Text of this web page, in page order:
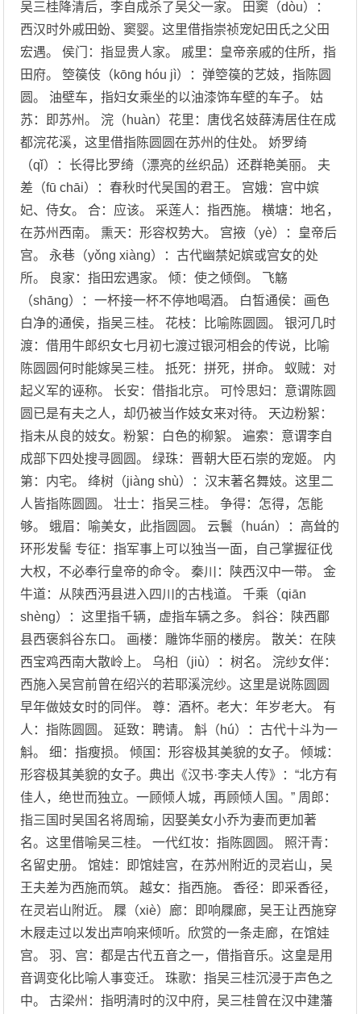
吴三桂降清后，李自成杀了吴父一家。 田窦（dòu）：
西汉时外戚田蚡、窦婴。这里借指崇祯宠妃田氏之父田
宏遇。 侯门：指显贵人家。 戚里：皇帝亲戚的住所，指
田府。 箜篌伎（kōng hóu jì）：弹箜篌的艺妓，指陈圆
圆。 油壁车，指妇女乘坐的以油漆饰车壁的车子。 姑
苏：即苏州。 浣（huàn）花里：唐伐名妓薛涛居住在成
都浣花溪，这里借指陈圆圆在苏州的住处。 娇罗绮
（qǐ）：长得比罗绮（漂亮的丝织品）还群艳美丽。 夫
差（fū chāi）：春秋时代吴国的君王。 宫娥：宫中嫔
妃、侍女。 合：应该。 采莲人：指西施。 横塘：地名，
在苏州西南。 熏天：形容权势大。 宫掖（yè）：皇帝后
宫。 永巷（yǒng xiàng）：古代幽禁妃嫔或宫女的处
所。 良家：指田宏遇家。 倾：使之倾倒。 飞觞
（shāng）：一杯接一杯不停地喝酒。 白皙通侯：画色
白净的通侯，指吴三桂。 花枝：比喻陈圆圆。 银河几时
渡：借用牛郎织女七月初七渡过银河相会的传说，比喻
陈圆圆何时能嫁吴三桂。 抵死：拼死，拼命。 蚁贼：对
起义军的诬称。 长安：借指北京。 可怜思妇：意谓陈圆
圆已是有夫之人，却仍被当作妓女来对待。 天边粉絮：
指未从良的妓女。粉絮：白色的柳絮。 遍索：意谓李自
成部下四处搜寻圆圆。 绿珠：晋朝大臣石崇的宠姬。 内
第：内宅。 绛树（jiàng shù）：汉末著名舞妓。这里二
人皆指陈圆圆。 壮士：指吴三桂。 争得：怎得，怎能
够。 蛾眉：喻美女，此指圆圆。 云鬟（huán）：高耸的
环形发髻 专征：指军事上可以独当一面，自己掌握征伐
大权，不必奉行皇帝的命令。 秦川：陕西汉中一带。 金
牛道：从陕西沔县进入四川的古栈道。 千乘（qiān
shèng）：这里指千辆，虚指车辆之多。 斜谷：陕西郿
县西褒斜谷东口。 画楼：雕饰华丽的楼房。 散关：在陕
西宝鸡西南大散岭上。 乌桕（jiù）：树名。 浣纱女伴：
西施入吴宫前曾在绍兴的若耶溪浣纱。这里是说陈圆圆
早年做妓女时的同伴。 尊：酒杯。老大：年岁老大。 有
人：指陈圆圆。 延致：聘请。 斛（hú）：古代十斗为一
斛。 细：指瘦损。 倾国：形容极其美貌的女子。 倾城：
形容极其美貌的女子。典出《汉书·李夫人传》：“北方有
佳人，绝世而独立。一顾倾人城，再顾倾人国。” 周郎：
指三国时吴国名将周瑜，因娶美女小乔为妻而更加著
名。这里借喻吴三桂。 一代红妆：指陈圆圆。 照汗青：
名留史册。 馆娃：即馆娃宫，在苏州附近的灵岩山，吴
王夫差为西施而筑。 越女：指西施。 香径：即采香径，
在灵岩山附近。 屧（xiè）廊：即响屧廊，吴王让西施穿
木屐走过以发出声响来倾听。欣赏的一条走廊，在馆娃
宫。 羽、宫：都是古代五音之一，借指音乐。这皇是用
音调变化比喻人事变迁。 珠歌：指吴三桂沉浸于声色之
中。 古梁州：指明清时的汉中府，吴三桂曾在汉中建藩